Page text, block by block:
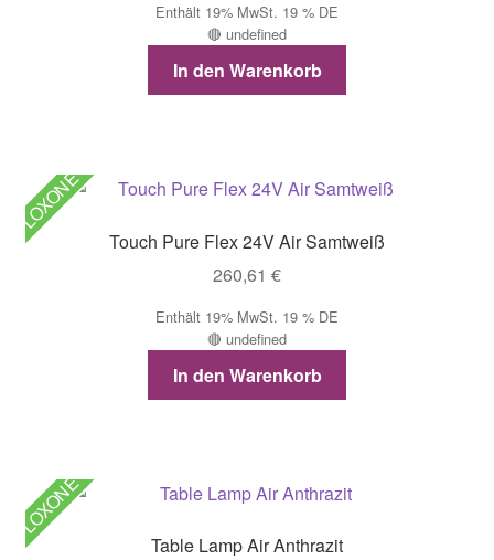
Enthält 19% MwSt. 19 % DE
🔴 undefined
In den Warenkorb
LOXONE
Touch Pure Flex 24V Air Samtweiß
260,61 €
Enthält 19% MwSt. 19 % DE
🔴 undefined
In den Warenkorb
LOXONE
Table Lamp Air Anthrazit